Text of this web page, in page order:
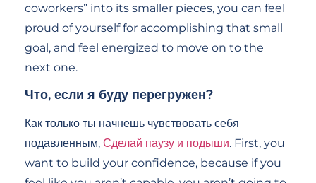
coworkers” into its smaller pieces, you can feel
proud of yourself for accomplishing that small
goal, and feel energized to move on to the
next one.
Что, если я буду перегружен?
Как только ты начнешь чувствовать себя
подавленным, Сделай паузу и подыши. First, you
want to build your confidence, because if you